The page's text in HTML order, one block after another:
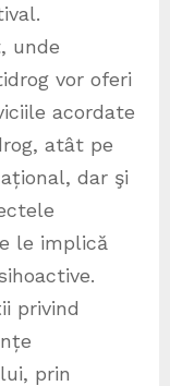
unde
vor oferi
acordate
atât pe
dar şi
le implică
privind
prin